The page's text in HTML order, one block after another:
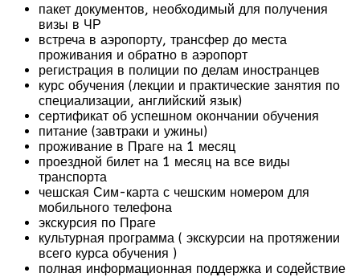
пакет документов, необходимый для получения
визы в ЧР
встреча в аэропорту, трансфер до места
проживания и обратно в аэропорт
регистрация в полиции по делам иностранцев
курс обучения (лекции и практические занятия по
специализации, английский язык)
сертификат об успешном окончании обучения
питание (завтраки и ужины)
проживание в Праге на 1 месяц
проездной билет на 1 месяц на все виды
транспорта
чешская Сим-карта с чешским номером для
мобильного телефона
экскурсия по Праге
культурная программа ( экскурсии на протяжении
всего курса обучения )
полная информационная поддержка и содействие